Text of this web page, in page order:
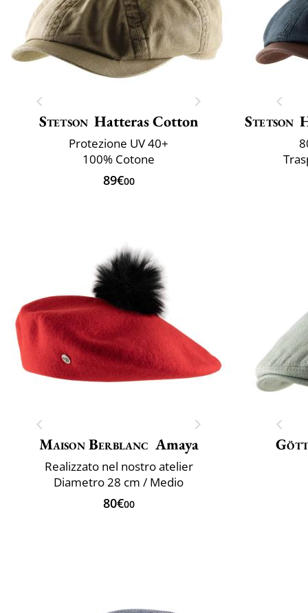
Stetson Hatteras Cotton
Protezione UV 40+
100% Cotone
89€00
Stetson
Maison Berblanc Amaya
Realizzato nel nostro atelier
Diametro 28 cm / Medio
80€00